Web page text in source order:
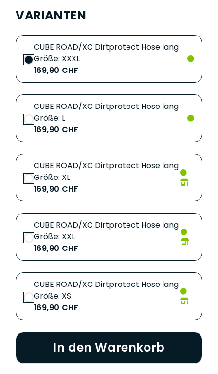
VARIANTEN
CUBE ROAD/XC Dirtprotect Hose lang
Größe: XXXL
169,90 CHF
CUBE ROAD/XC Dirtprotect Hose lang
Größe: L
169,90 CHF
CUBE ROAD/XC Dirtprotect Hose lang
Größe: XL
169,90 CHF
CUBE ROAD/XC Dirtprotect Hose lang
Größe: XXL
169,90 CHF
CUBE ROAD/XC Dirtprotect Hose lang
Größe: XS
169,90 CHF
In den Warenkorb